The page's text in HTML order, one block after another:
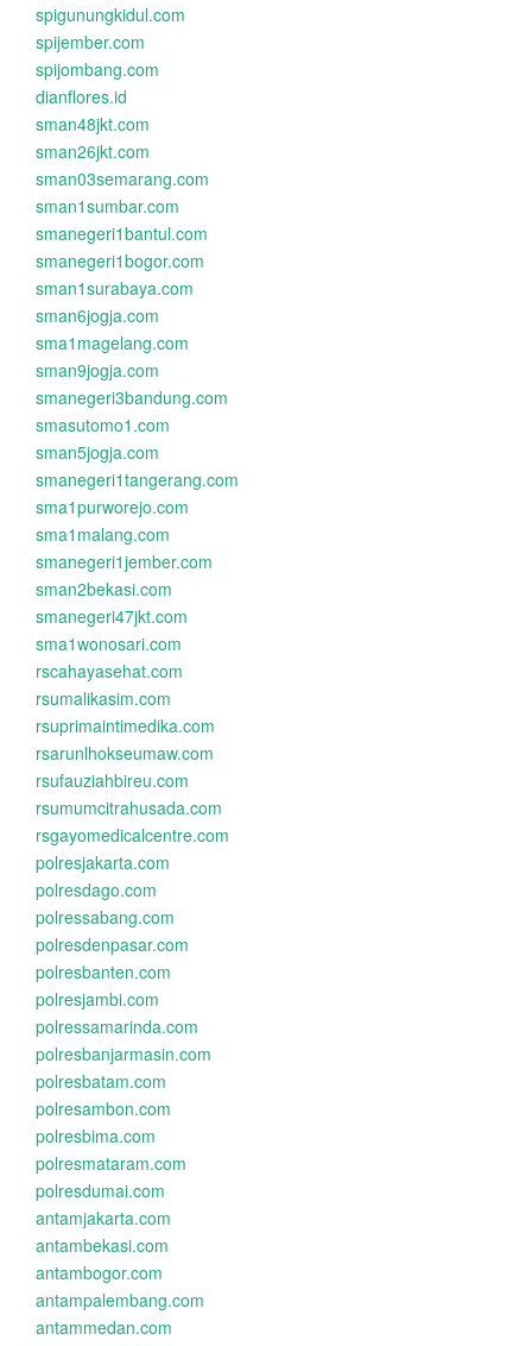
spigunungkidul.com
spijember.com
spijombang.com
dianflores.id
sman48jkt.com
sman26jkt.com
sman03semarang.com
sman1sumbar.com
smanegeri1bantul.com
smanegeri1bogor.com
sman1surabaya.com
sman6jogja.com
sma1magelang.com
sman9jogja.com
smanegeri3bandung.com
smasutomo1.com
sman5jogja.com
smanegeri1tangerang.com
sma1purworejo.com
sma1malang.com
smanegeri1jember.com
sman2bekasi.com
smanegeri47jkt.com
sma1wonosari.com
rscahayasehat.com
rsumalikasim.com
rsuprimaintimedika.com
rsarunlhokseumaw.com
rsufauziahbireu.com
rsumumcitrahusada.com
rsgayomedicalcentre.com
polresjakarta.com
polresdago.com
polressabang.com
polresdenpasar.com
polresbanten.com
polresjambi.com
polressamarinda.com
polresbanjarmasin.com
polresbatam.com
polresambon.com
polresbima.com
polresmataram.com
polresdumai.com
antamjakarta.com
antambekasi.com
antambogor.com
antampalembang.com
antammedan.com